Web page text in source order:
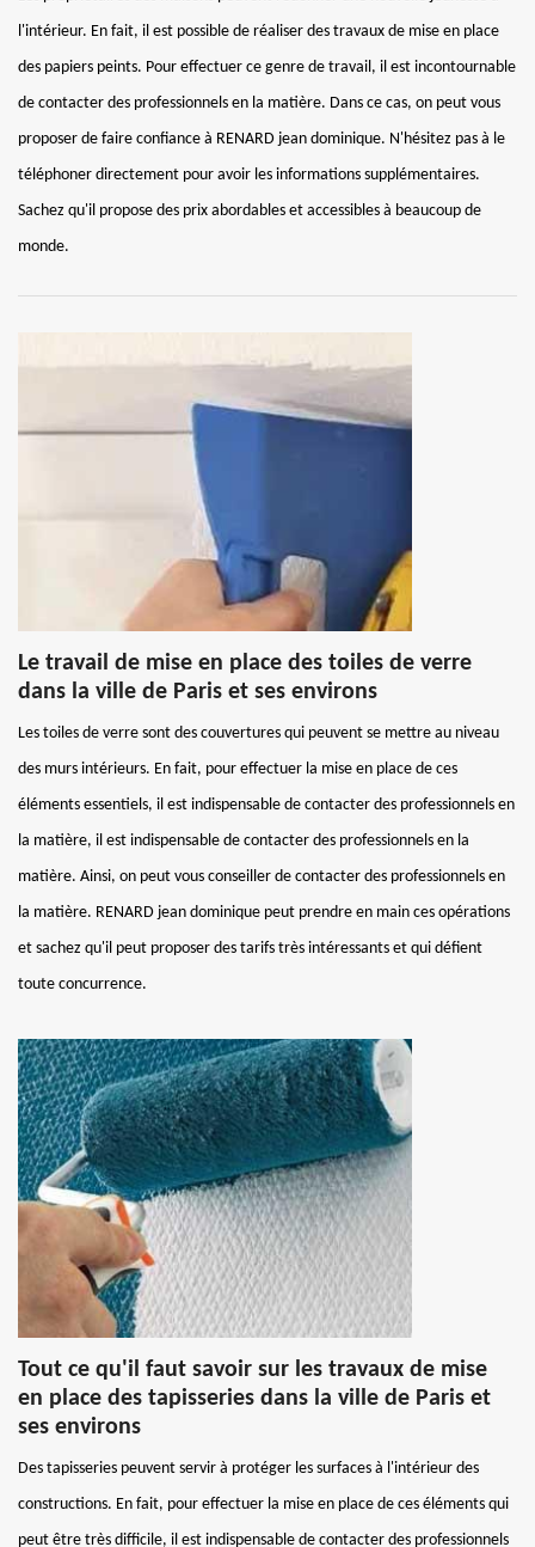
l'intérieur. En fait, il est possible de réaliser des travaux de mise en place
des papiers peints. Pour effectuer ce genre de travail, il est incontournable
de contacter des professionnels en la matière. Dans ce cas, on peut vous
proposer de faire confiance à RENARD jean dominique. N'hésitez pas à le
téléphoner directement pour avoir les informations supplémentaires.
Sachez qu'il propose des prix abordables et accessibles à beaucoup de
monde.
Le travail de mise en place des toiles de verre
dans la ville de Paris et ses environs
Les toiles de verre sont des couvertures qui peuvent se mettre au niveau
des murs intérieurs. En fait, pour effectuer la mise en place de ces
éléments essentiels, il est indispensable de contacter des professionnels en
la matière, il est indispensable de contacter des professionnels en la
matière. Ainsi, on peut vous conseiller de contacter des professionnels en
la matière. RENARD jean dominique peut prendre en main ces opérations
et sachez qu'il peut proposer des tarifs très intéressants et qui défient
toute concurrence.
Tout ce qu'il faut savoir sur les travaux de mise
en place des tapisseries dans la ville de Paris et
ses environs
Des tapisseries peuvent servir à protéger les surfaces à l'intérieur des
constructions. En fait, pour effectuer la mise en place de ces éléments qui
peut être très difficile, il est indispensable de contacter des professionnels